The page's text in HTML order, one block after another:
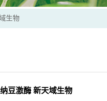
生物
豆激酶 新天域生物